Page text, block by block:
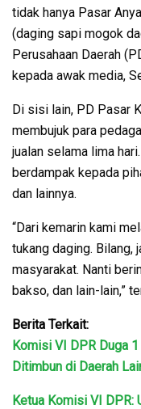
tidak hanya Pasar
(daging sapi mogok
Perusahaan Daerah
kepada awak media,
Di sisi lain, PD Pasar
membujuk para
jualan selama lima
berdampak kepada
dan lainnya.
“Dari kemarin kami
tukang daging. Bilang,
masyarakat. Nanti
bakso, dan lain-lain,”
Berita Terkait:
Komisi VI DPR Duga
Ditimbun di Daerah
Ketua Komisi VI DPR: